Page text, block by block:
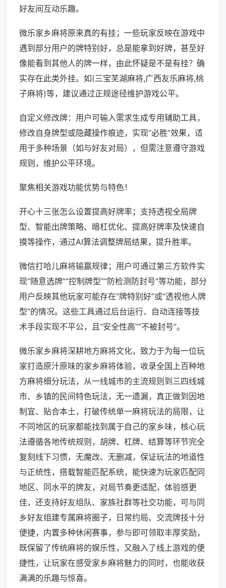
好友间互动乐趣。
微乐家乡麻将原来真的有挂；一些玩家反映在游戏中
遇到部分用户的牌特别好，总是能拿到好牌，甚至好
像能看到其他人的牌一样，由此怀疑是不是有挂？确
实存在此类外挂。如(三宝芜湖麻将,广西友乐麻将,桃
子麻将)等，建议通过正规途径维护游戏公平。
自定义修改牌：用户可输入需求生成专用辅助工具，
修改自身牌型或隐藏操作痕迹，实现“必胜”效果，适
用于多种场景（如与好友对局），但需注意遵守游戏
规则，维护公平环境。
聚焦相关游戏功能优势与特色！
开心十三张怎么设置提高好牌率；支持透视全局牌
型、智能出牌策略、暗杠优化、提高好牌率及快速自
摸等操作，通过AI算法调整牌局结果，提升胜率。
微信打哈儿麻将输赢规律；用户可通过第三方软件实
现“随意选牌”“控制牌型”“防检测防封号”等功能，部分
用户反映其他玩家可能存在“牌特别好”或“透视他人牌
型”的情况。这些工具通过后台运行、自动连接等技
术手段实现不平公，且“安全性高”“不被封号”。
微乐家乡麻将深耕地方麻将文化，致力于为每一位玩
家打造原汁原味的家乡麻将体验，收录全国上百种地
方麻将细分玩法，从一线城市的主流规则到三四线城
市、乡镇的民间特色玩法，无一遗漏，真正做到因地
制宜、贴合本土，打破传统单一麻将玩法的局限，让
不同地区的玩家都能找到属于自己的家乡味，核心玩
法遵循各地传统规则，胡牌、杠牌、结算等环节完全
复刻线下习惯，无魔改、无删减，保证玩法的地道性
与正统性，搭载智能匹配系统，能快速为玩家匹配同
地区、同水平的牌友，对局节奏更适配，体验感更
佳，还支持好友组队、家族社群等社交功能，可与同
乡好友组建专属麻将圈子，日常约局、交流牌技十分
便捷，内置多种休闲赛事，参与即可领取丰厚奖励，
既保留了传统麻将的娱乐性，又融入了线上游戏的便
捷性，让玩家在感受家乡麻将魅力的同时，也能收获
满满的乐趣与惊喜。